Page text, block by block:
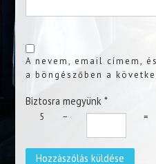
A nevem, email címem,
a böngészőben a
Biztosra megyünk *
5 − =